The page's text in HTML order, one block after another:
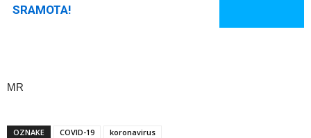
SRAMOTA!
MR
OZNAKE COVID-19 koronavirus